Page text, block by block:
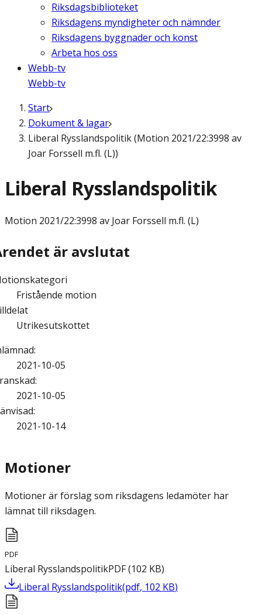
Riksdagsbiblioteket
Riksdagens myndigheter och nämnder
Riksdagens byggnader och konst
Arbeta hos oss
Webb-tv
Webb-tv
Start
Dokument & lagar
Liberal Rysslandspolitik (Motion 2021/22:3998 av
Joar Forssell m.fl. (L))
Liberal Rysslandspolitik
Motion 2021/22:3998 av Joar Forssell m.fl. (L)
är avslutat
Fristående motion
Utrikesutskottet
:
2021-10-05
:
2021-10-05
:
2021-10-14
Motioner
Motioner är förslag som riksdagens ledamöter har
lämnat till riksdagen.
PDF
Liberal RysslandspolitikPDF(102 KB)
Liberal Rysslandspolitik(pdf, 102 KB)